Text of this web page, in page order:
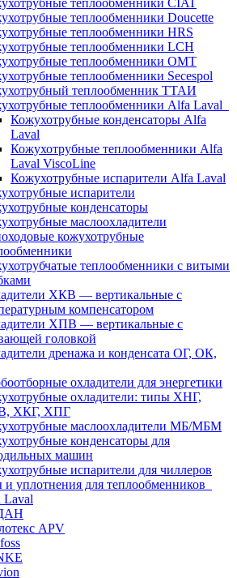
теплообменники CIAT
теплообменники Doucette
теплообменники HRS
теплообменники LCH
теплообменники OMT
теплообменники Secespol
теплообменник ТТАИ
теплообменники Alfa Laval
Кожухотрубные конденсаторы Alfa
Laval
Кожухотрубные теплообменники Alfa
Laval ViscoLine
Кожухотрубные испарители Alfa Laval
испарители
конденсаторы
маслоохладители
кожухотрубные
теплообменники с витыми
ХКВ — вертикальные с
компенсатором
ХПВ — вертикальные с
головкой
дренажа и конденсата ОГ, ОК,
охладители для энергетики
охладители: типы ХНГ,
ХКГ, ХПГ
маслоохладители МБ/МБМ
конденсаторы для
машин
испарители для чиллеров
уплотнения для теплообменников
Laval
APV